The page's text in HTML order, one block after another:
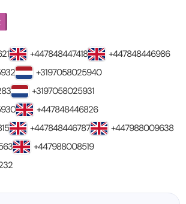
+447848447418
+447848446986
+3197058025940
+3197058025931
+447848446826
+447848446787
+447988009638
+447988008519